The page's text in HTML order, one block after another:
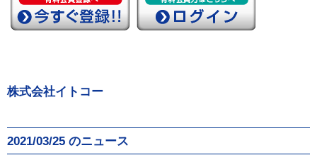
株式会社イトコー
2021/03/25 のニュース